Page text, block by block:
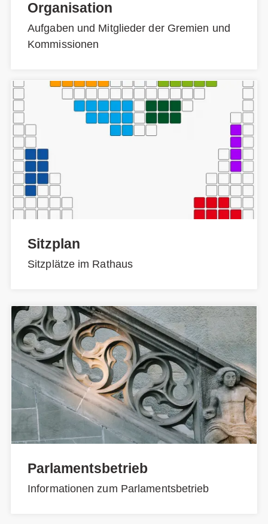
Organisation
Aufgaben und Mitglieder der Gremien und
Kommissionen
Sitzplan
Sitzplätze im Rathaus
Parlamentsbetrieb
Informationen zum Parlamentsbetrieb